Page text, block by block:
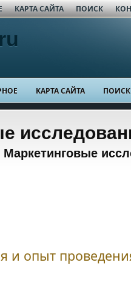
КАРТА САЙТА ПОИСК
КАРТА САЙТА ПОИСК
и опыт